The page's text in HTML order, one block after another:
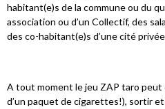
habitant(e)s de la commune ou du
association ou d’un Collectif, des
des co-habitant(e)s d’une cité
A tout moment le jeu ZAP taro
d’un paquet de cigarettes!), sortir et